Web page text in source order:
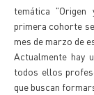
temática
primera cohorte
mes de marzo de
Actualmente hay
todos ellos
que buscan